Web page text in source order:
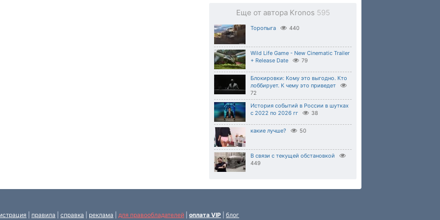
Еще от автора Kronos 595
Торопыга 440
Wild Life Game - New Cinematic Trailer
+ Release Date
79
Блокировки: Кому это выгодно. Кто
лоббирует. К чему это приведет
72
История событий в России в шутках
с 2022 по 2026 гг
38
какие лучше? 50
В связи с текущей обстановкой
449
правила справка реклама для правообладателей оплата VIP блог